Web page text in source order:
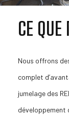
CE
Nous offrons
complet
jumelage des
développement